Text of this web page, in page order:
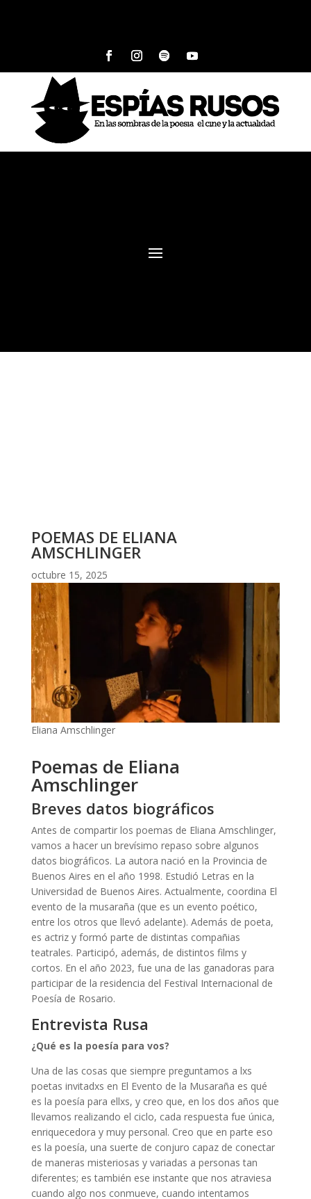
POEMAS DE ELIANA
AMSCHLINGER
octubre 15, 2025
Eliana Amschlinger
Poemas de Eliana
Amschlinger
Breves datos biográficos
Antes de compartir los poemas de Eliana Amschlinger,
vamos a hacer un brevísimo repaso sobre algunos
datos biográficos. La autora nació en la Provincia de
Buenos Aires en el año 1998. Estudió Letras en la
Universidad de Buenos Aires. Actualmente, coordina El
evento de la musaraña (que es un evento poético,
entre los otros que llevó adelante). Además de poeta,
es actriz y formó parte de distintas compañias
teatrales. Participó, además, de distintos films y
cortos. En el año 2023, fue una de las ganadoras para
participar de la residencia del Festival Internacional de
Poesía de Rosario.
Entrevista Rusa
¿Qué es la poesía para vos?
Una de las cosas que siempre preguntamos a lxs
poetas invitadxs en El Evento de la Musaraña es qué
es la poesía para ellxs, y creo que, en los dos años que
llevamos realizando el ciclo, cada respuesta fue única,
enriquecedora y muy personal. Creo que en parte eso
es la poesía, una suerte de conjuro capaz de conectar
de maneras misteriosas y variadas a personas tan
diferentes; es también ese instante que nos atraviesa
cuando algo nos conmueve, cuando intentamos